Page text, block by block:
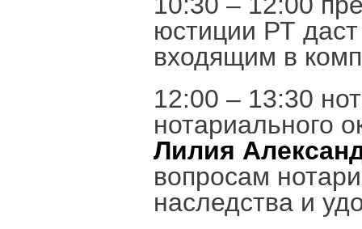
юстиции РТ
входящим в
12:00 – 13:30
нотариального
Лилия
вопросам
наследства и